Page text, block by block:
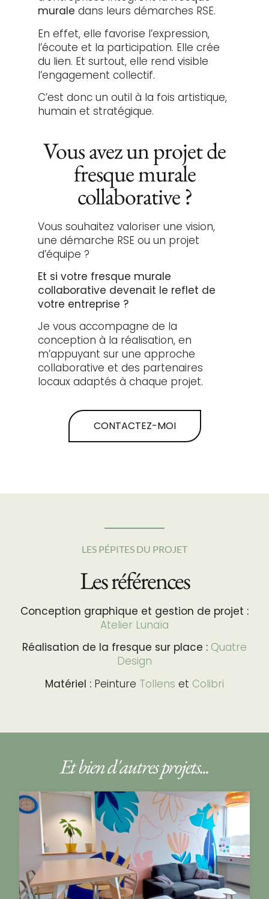
murale dans leurs démarches RSE.
En effet, elle favorise l’expression,
l’écoute et la participation. Elle crée
du lien. Et surtout, elle rend visible
l’engagement collectif.
C’est donc un outil à la fois artistique,
humain et stratégique.
Vous avez un projet de
fresque murale
collaborative ?
Vous souhaitez valoriser une vision,
une démarche RSE ou un projet
d’équipe ?
Et si votre fresque murale
collaborative devenait le reflet de
votre entreprise ?
Je vous accompagne de la
conception à la réalisation, en
m’appuyant sur une approche
collaborative et des partenaires
locaux adaptés à chaque projet.
CONTACTEZ-MOI
LES PÉPITES DU PROJET
Les références
Conception graphique et gestion de projet :
Atelier Lunaïa
Réalisation de la fresque sur place : Quatre
Design
Matériel : Peinture Tollens et Colibri
Et bien d'autres projets...